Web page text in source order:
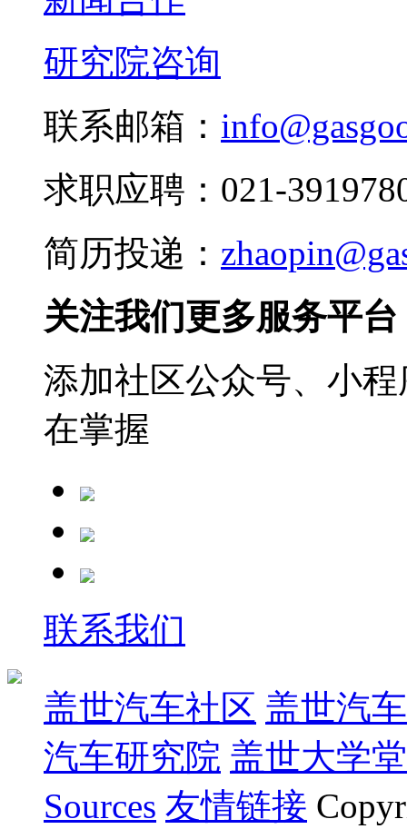
研究院咨询
联系邮箱：
求职应聘：021-
简历投递：
关注我们更多服务平台
添加社区公众号、小
在掌握
联系我们
盖世汽车社区 盖世汽
汽车研究院 盖世大学堂
Sources 友情链接